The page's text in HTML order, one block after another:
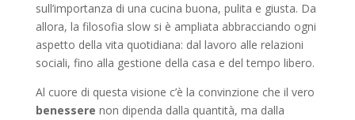
sull’importanza di una cucina buona, pulita e giusta. Da
allora, la filosofia slow si è ampliata abbracciando ogni
aspetto della vita quotidiana: dal lavoro alle relazioni
sociali, fino alla gestione della casa e del tempo libero.
Al cuore di questa visione c’è la convinzione che il vero
benessere non dipenda dalla quantità, ma dalla